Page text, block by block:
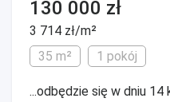
130 000 zł
3 714 zł/m²
35 m²
1 pokój
...odbędzie się w dniu